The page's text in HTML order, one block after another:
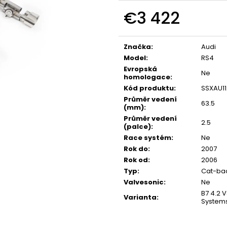
€3 422
price:
Značka:
Audi
Model:
RS4
Evropská
homologace:
Ne
Kód produktu:
Průměr vedení
(mm):
63.5
Průměr vedení
(palce):
2.5
Race systém:
Ne
Rok do:
2007
Rok od:
2006
Typ:
Cat-
Valvesonic:
Ne
Varianta:
B7 4.2
NGK ČERVENÝ ZAPALOVACÍ MODUL
2.0TSI EA113 EA888.1/2
APR
2.0TSI 2.5TFSI A
€60